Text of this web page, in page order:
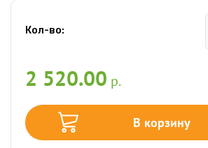
Кол-во:
2 520.00 р.
В корзину